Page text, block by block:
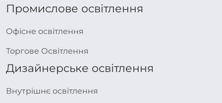
Промислове освітлення
Офісне освітлення
Торгове Освітлення
Дизайнерське освітлення
Внутрішнє освітлення